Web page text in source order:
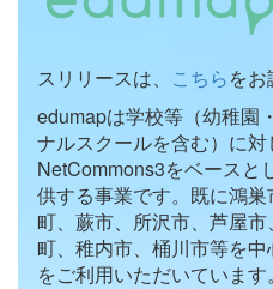
スリリースは、 こちらをお
edumapは学校等（幼稚園
ナルスクールを含む）に
NetCommons3をベースと
供する事業です。既に鴻
町、蕨市、所沢市、芦屋
町、稚内市、桶川市等を
をご利用いただいています。